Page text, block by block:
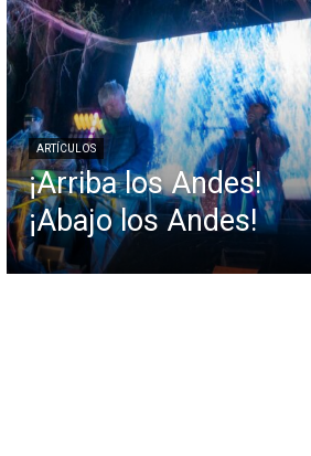
ARTÍCULOS
¡Arriba los Andes!
¡Abajo los Andes!